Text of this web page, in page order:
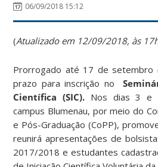
06/09/2018 15:12
(Atualizado em 12/09/2018, às
Prorrogado até 17 de setembro
prazo para inscrição no
Científica (SIC). Nos dias 3 e
campus Blumenau, por meio do
e Pós-Graduação (CoPP),
reunirá apresentações de
2017/2018 e estudantes